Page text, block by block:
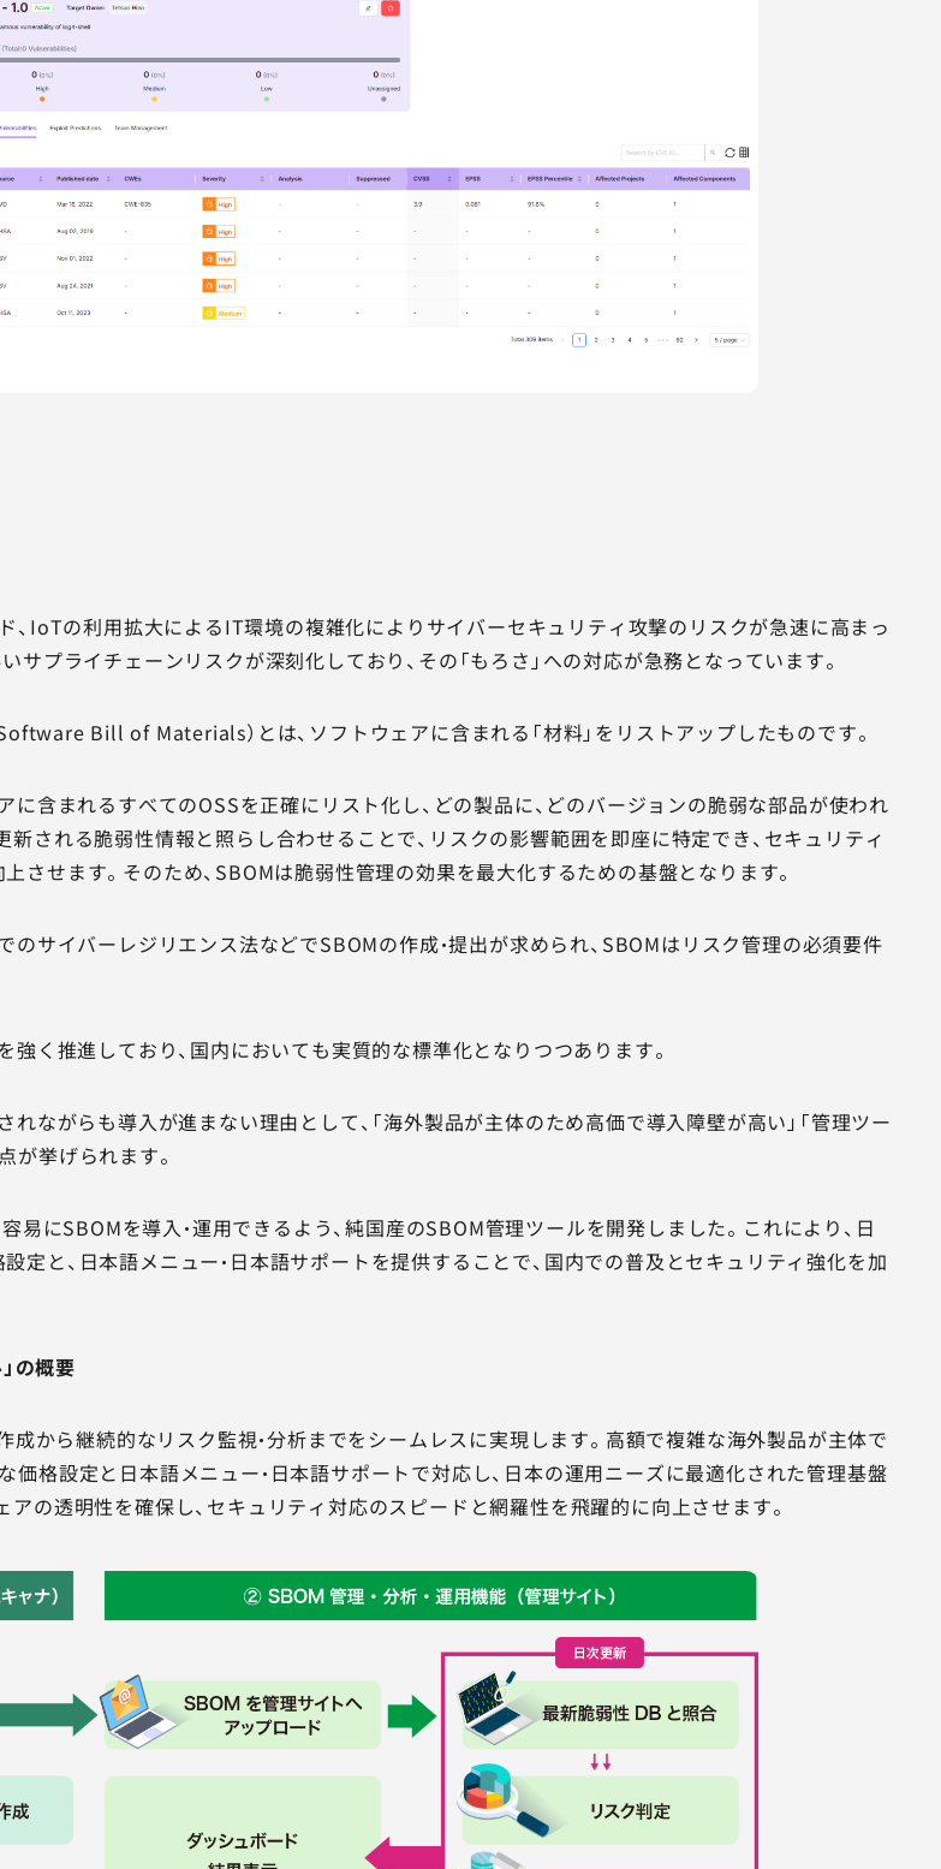
、IoTの利用拡大によるIT環境の複雑化によりサイバーセキュリティ攻撃のリスクが急速に高まっ
サプライチェーンリスクが深刻化しており、その「もろさ」への対応が急務となっています。
Bill of Materials）とは、ソフトウェアに含まれる「材料」をリストアップしたものです。
に含まれるすべてのOSSを正確にリスト化し、どの製品に、どのバージョンの脆弱な部品が使われ
新される脆弱性情報と照らし合わせることで、リスクの影響範囲を即座に特定でき、セキュリティ
させます。そのため、SBOMは脆弱性管理の効果を最大化するための基盤となります。
のサイバーレジリエンス法などでSBOMの作成・提出が求められ、SBOMはリスク管理の必須要件
強く推進しており、国内においても実質的な標準化となりつつあります。
れながらも導入が進まない理由として、「海外製品が主体のため高価で導入障壁が高い」「管理ツー
が挙げられます。
易にSBOMを導入・運用できるよう、純国産のSBOM管理ツールを開発しました。これにより、日
定と、日本語メニュー・日本語サポートを提供することで、国内での普及とセキュリティ強化を加
の概要
成から継続的なリスク監視・分析までをシームレスに実現します。高額で複雑な海外製品が主体で
価格設定と日本語メニュー・日本語サポートで対応し、日本の運用ニーズに最適化された管理基盤
アの透明性を確保し、セキュリティ対応のスピードと網羅性を飛躍的に向上させます。